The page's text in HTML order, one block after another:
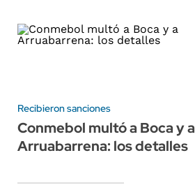
Recibieron sanciones
Conmebol multó a Boca y a
Arruabarrena: los detalles